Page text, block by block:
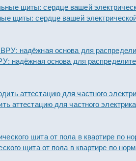
щиты: сердце вашей
надёжная основа для
аттестацию для частного
щита от пола в квартире по